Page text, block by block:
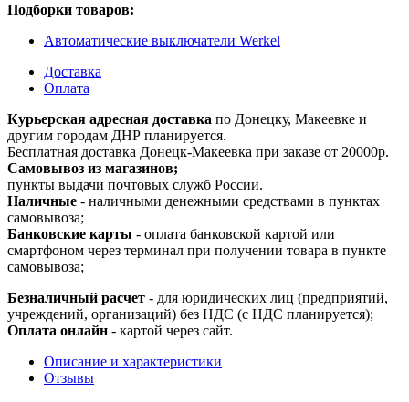
Подборки товаров:
Автоматические выключатели Werkel
Доставка
Оплата
Курьерская адресная доставка по Донецку, Макеевке и
другим городам ДНР планируется.
Бесплатная доставка Донецк-Макеевка при заказе от 20000р.
Самовывоз из магазинов;
пункты выдачи почтовых служб России.
Наличные - наличными денежными средствами в пунктах
самовывоза;
Банковские карты - оплата банковской картой или
смартфоном через терминал при получении товара в пункте
самовывоза;
Безналичный расчет - для юридических лиц (предприятий,
учреждений, организаций) без НДС (с НДС планируется);
Оплата онлайн - картой через сайт.
Описание и характеристики
Отзывы